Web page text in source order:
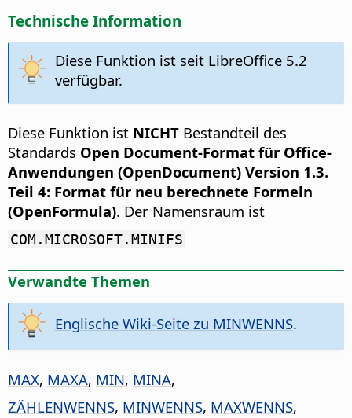
Technische Information
Diese Funktion ist seit LibreOffice 5.2
verfügbar.
Diese Funktion ist NICHT Bestandteil des
Standards Open Document-Format für Office-
Anwendungen (OpenDocument) Version 1.3.
Teil 4: Format für neu berechnete Formeln
(OpenFormula). Der Namensraum ist
COM.MICROSOFT.MINIFS
Verwandte Themen
Englische Wiki-Seite zu MINWENNS.
MAX, MAXA, MIN, MINA,
ZÄHLENWENNS, MINWENNS, MAXWENNS,